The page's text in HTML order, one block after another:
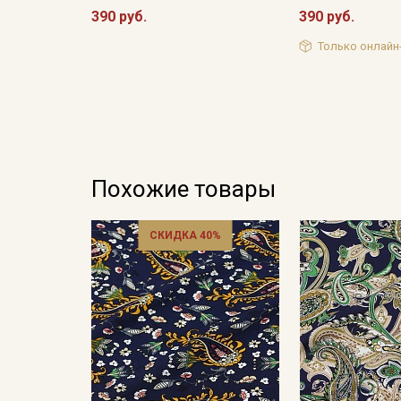
390 руб. 390 руб.
Только
Похожие товары
СКИДКА 40%